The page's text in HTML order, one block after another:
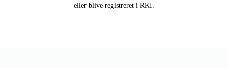
eller blive registreret i RKI.